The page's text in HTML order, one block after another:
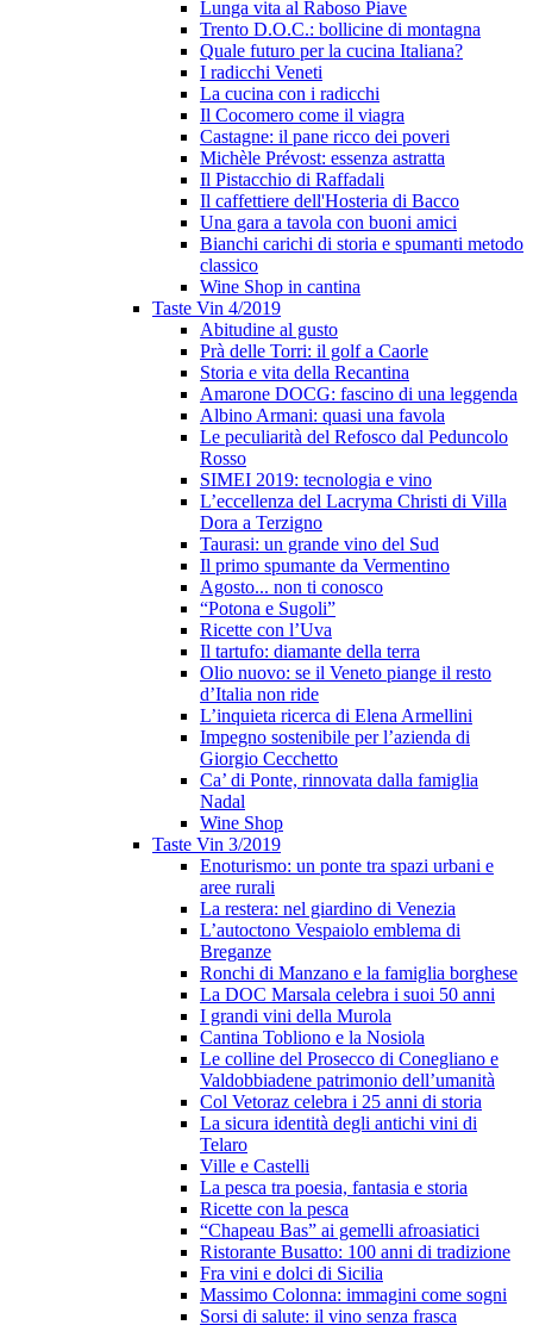
Lunga vita al Raboso Piave
Trento D.O.C.: bollicine di montagna
Quale futuro per la cucina Italiana?
I radicchi Veneti
La cucina con i radicchi
Il Cocomero come il viagra
Castagne: il pane ricco dei poveri
Michèle Prévost: essenza astratta
Il Pistacchio di Raffadali
Il caffettiere dell'Hosteria di Bacco
Una gara a tavola con buoni amici
Bianchi carichi di storia e spumanti metodo
classico
Wine Shop in cantina
Taste Vin 4/2019
Abitudine al gusto
Prà delle Torri: il golf a Caorle
Storia e vita della Recantina
Amarone DOCG: fascino di una leggenda
Albino Armani: quasi una favola
Le peculiarità del Refosco dal Peduncolo
Rosso
SIMEI 2019: tecnologia e vino
L’eccellenza del Lacryma Christi di Villa
Dora a Terzigno
Taurasi: un grande vino del Sud
Il primo spumante da Vermentino
Agosto... non ti conosco
“Potona e Sugoli”
Ricette con l’Uva
Il tartufo: diamante della terra
Olio nuovo: se il Veneto piange il resto
d’Italia non ride
L’inquieta ricerca di Elena Armellini
Impegno sostenibile per l’azienda di
Giorgio Cecchetto
Ca’ di Ponte, rinnovata dalla famiglia
Nadal
Wine Shop
Taste Vin 3/2019
Enoturismo: un ponte tra spazi urbani e
aree rurali
La restera: nel giardino di Venezia
L’autoctono Vespaiolo emblema di
Breganze
Ronchi di Manzano e la famiglia borghese
La DOC Marsala celebra i suoi 50 anni
I grandi vini della Murola
Cantina Tobliono e la Nosiola
Le colline del Prosecco di Conegliano e
Valdobbiadene patrimonio dell’umanità
Col Vetoraz celebra i 25 anni di storia
La sicura identità degli antichi vini di
Telaro
Ville e Castelli
La pesca tra poesia, fantasia e storia
Ricette con la pesca
“Chapeau Bas” ai gemelli afroasiatici
Ristorante Busatto: 100 anni di tradizione
Fra vini e dolci di Sicilia
Massimo Colonna: immagini come sogni
Sorsi di salute: il vino senza frasca